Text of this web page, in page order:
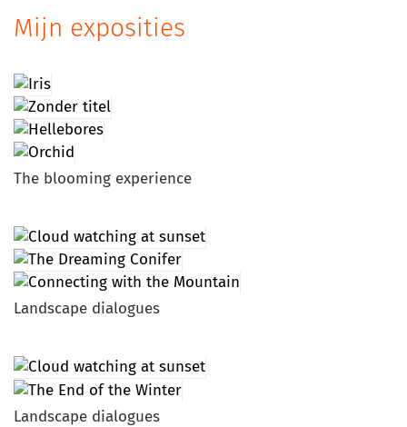
Mijn exposities
The blooming experience
Landscape dialogues
Landscape dialogues